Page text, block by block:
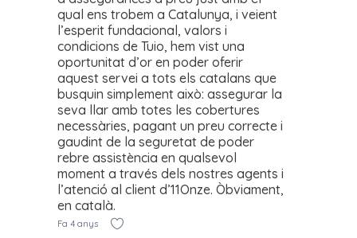
qual ens trobem a Catalunya, i veient
l’esperit fundacional, valors i
condicions de Tuio, hem vist una
oportunitat d’or en poder oferir
aquest servei a tots els catalans que
busquin simplement això: assegurar la
seva llar amb totes les cobertures
necessàries, pagant un preu correcte i
gaudint de la seguretat de poder
rebre assistència en qualsevol
moment a través dels nostres agents i
l’atenció al client d’11Onze. Òbviament,
en català.
Fa 4 anys